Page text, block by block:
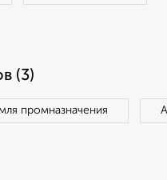
(3)
промназначения